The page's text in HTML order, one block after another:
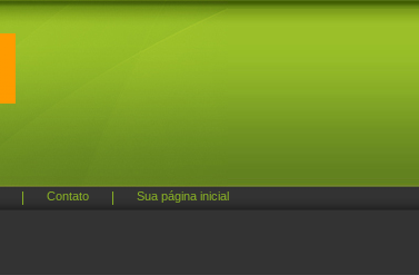
Contato Sua página inicial